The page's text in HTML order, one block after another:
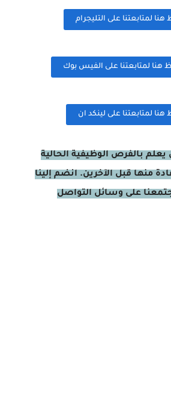
لمتابعتنا على التليجرام
هنا لمتابعتنا على الفيس بوك
لمتابعتنا على لينكد ان
بالفرص الوظيفية الحالية
منها قبل الآخرين. انضم إلينا
على وسائل التواصل